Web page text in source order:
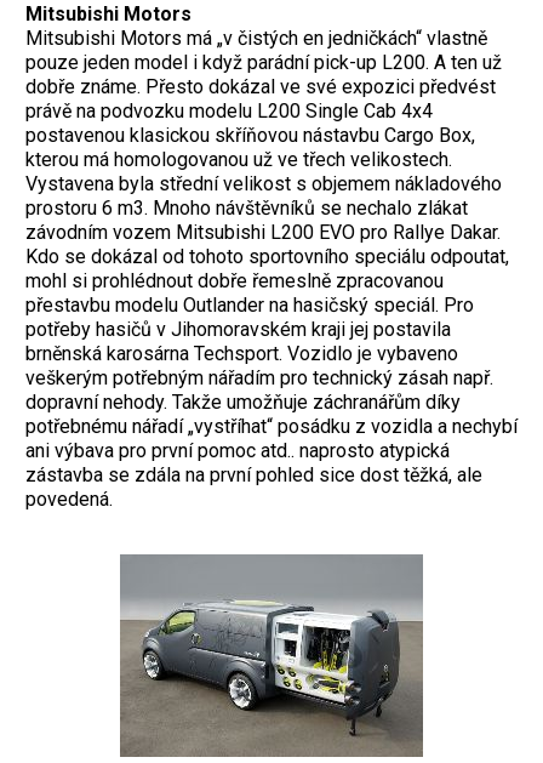
Mitsubishi Motors
Mitsubishi Motors má „v čistých en jedničkách“ vlastně
pouze jeden model i když parádní pick-up L200. A ten už
dobře známe. Přesto dokázal ve své expozici předvést
právě na podvozku modelu L200 Single Cab 4x4
postavenou klasickou skříňovou nástavbu Cargo Box,
kterou má homologovanou už ve třech velikostech.
Vystavena byla střední velikost s objemem nákladového
prostoru 6 m3. Mnoho návštěvníků se nechalo zlákat
závodním vozem Mitsubishi L200 EVO pro Rallye Dakar.
Kdo se dokázal od tohoto sportovního speciálu odpoutat,
mohl si prohlédnout dobře řemeslně zpracovanou
přestavbu modelu Outlander na hasičský speciál. Pro
potřeby hasičů v Jihomoravském kraji jej postavila
brněnská karosárna Techsport. Vozidlo je vybaveno
veškerým potřebným nářadím pro technický zásah např.
dopravní nehody. Takže umožňuje záchranářům díky
potřebnému nářadí „vystříhat“ posádku z vozidla a nechybí
ani výbava pro první pomoc atd.. naprosto atypická
zástavba se zdála na první pohled sice dost těžká, ale
povedená.